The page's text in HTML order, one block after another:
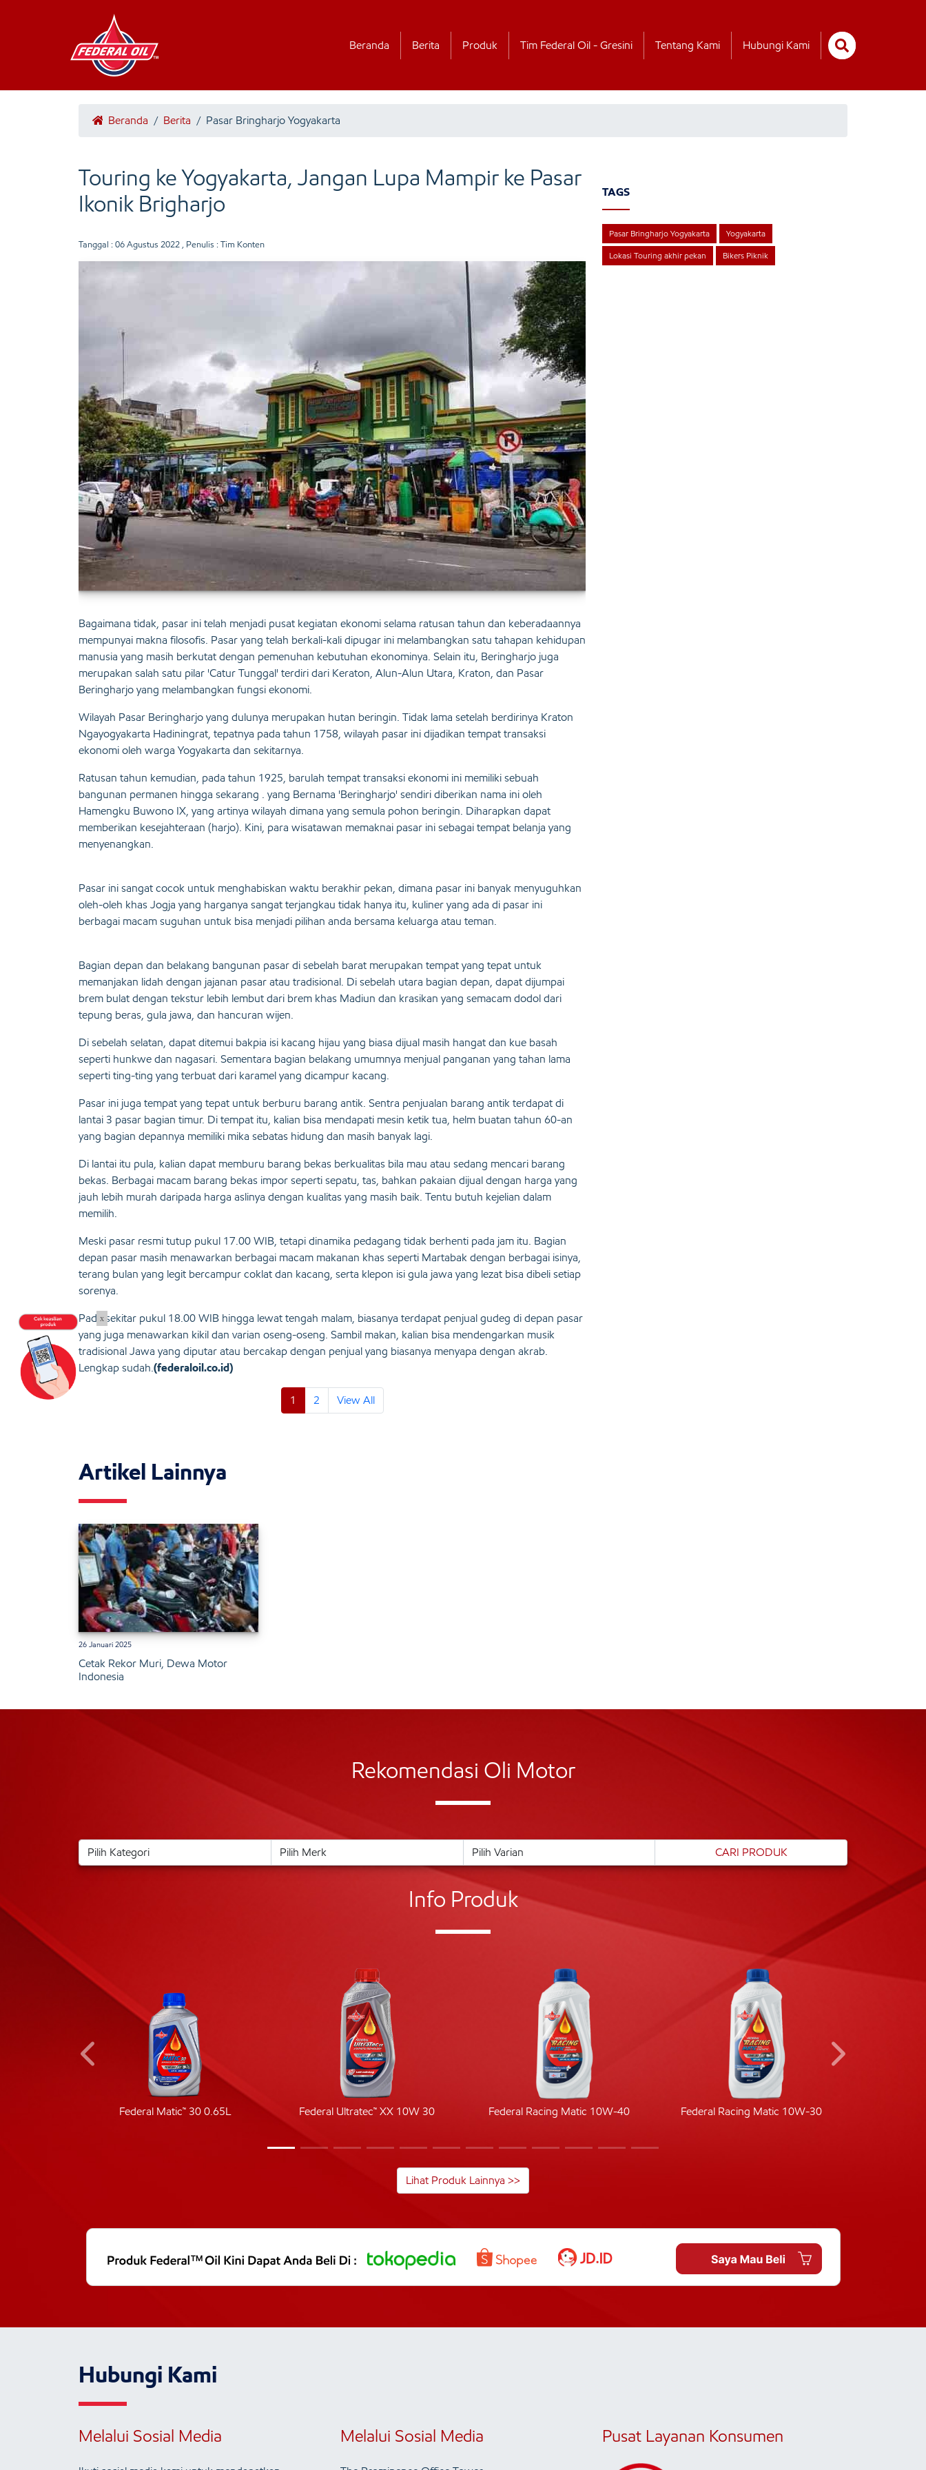
Beranda Berita Produk Tim Federal Oil - Gresini Tentang Kami Hubungi Kami
Beranda / Berita / Pasar Bringharjo Yogyakarta
Touring ke Yogyakarta, Jangan Lupa Mampir ke Pasar
Ikonik Brigharjo
Tanggal : 06 Agustus 2022 , Penulis : Tim Konten
Bagaimana tidak, pasar ini telah menjadi pusat kegiatan ekonomi selama ratusan tahun dan keberadaannya
mempunyai makna filosofis. Pasar yang telah berkali-kali dipugar ini melambangkan satu tahapan kehidupan
manusia yang masih berkutat dengan pemenuhan kebutuhan ekonominya. Selain itu, Beringharjo juga
merupakan salah satu pilar 'Catur Tunggal' terdiri dari Keraton, Alun-Alun Utara, Kraton, dan Pasar
Beringharjo yang melambangkan fungsi ekonomi.
Wilayah Pasar Beringharjo yang dulunya merupakan hutan beringin. Tidak lama setelah berdirinya Kraton
Ngayogyakarta Hadiningrat, tepatnya pada tahun 1758, wilayah pasar ini dijadikan tempat transaksi
ekonomi oleh warga Yogyakarta dan sekitarnya.
Ratusan tahun kemudian, pada tahun 1925, barulah tempat transaksi ekonomi ini memiliki sebuah
bangunan permanen hingga sekarang . yang Bernama 'Beringharjo' sendiri diberikan nama ini oleh
Hamengku Buwono IX, yang artinya wilayah dimana yang semula pohon beringin. Diharapkan dapat
memberikan kesejahteraan (harjo). Kini, para wisatawan memaknai pasar ini sebagai tempat belanja yang
menyenangkan.
Pasar ini sangat cocok untuk menghabiskan waktu berakhir pekan, dimana pasar ini banyak menyuguhkan
oleh-oleh khas Jogja yang harganya sangat terjangkau tidak hanya itu, kuliner yang ada di pasar ini
berbagai macam suguhan untuk bisa menjadi pilihan anda bersama keluarga atau teman.
Bagian depan dan belakang bangunan pasar di sebelah barat merupakan tempat yang tepat untuk
memanjakan lidah dengan jajanan pasar atau tradisional. Di sebelah utara bagian depan, dapat dijumpai
brem bulat dengan tekstur lebih lembut dari brem khas Madiun dan krasikan yang semacam dodol dari
tepung beras, gula jawa, dan hancuran wijen.
Di sebelah selatan, dapat ditemui bakpia isi kacang hijau yang biasa dijual masih hangat dan kue basah
seperti hunkwe dan nagasari. Sementara bagian belakang umumnya menjual panganan yang tahan lama
seperti ting-ting yang terbuat dari karamel yang dicampur kacang.
Pasar ini juga tempat yang tepat untuk berburu barang antik. Sentra penjualan barang antik terdapat di
lantai 3 pasar bagian timur. Di tempat itu, kalian bisa mendapati mesin ketik tua, helm buatan tahun 60-an
yang bagian depannya memiliki mika sebatas hidung dan masih banyak lagi.
Di lantai itu pula, kalian dapat memburu barang bekas berkualitas bila mau atau sedang mencari barang
bekas. Berbagai macam barang bekas impor seperti sepatu, tas, bahkan pakaian dijual dengan harga yang
jauh lebih murah daripada harga aslinya dengan kualitas yang masih baik. Tentu butuh kejelian dalam
memilih.
Meski pasar resmi tutup pukul 17.00 WIB, tetapi dinamika pedagang tidak berhenti pada jam itu. Bagian
depan pasar masih menawarkan berbagai macam makanan khas seperti Martabak dengan berbagai isinya,
terang bulan yang legit bercampur coklat dan kacang, serta klepon isi gula jawa yang lezat bisa dibeli setiap
sorenya.
Pada sekitar pukul 18.00 WIB hingga lewat tengah malam, biasanya terdapat penjual gudeg di depan pasar
yang juga menawarkan kikil dan varian oseng-oseng. Sambil makan, kalian bisa mendengarkan musik
tradisional Jawa yang diputar atau bercakap dengan penjual yang biasanya menyapa dengan akrab.
Lengkap sudah.(federaloil.co.id)
1 2 View All
TAGS
Pasar Bringharjo Yogyakarta Yogyakarta
Lokasi Touring akhir pekan Bikers Piknik
Artikel Lainnya
26 Januari 2025
Cetak Rekor Muri, Dewa Motor
Indonesia
Rekomendasi Oli Motor
Info Produk
Federal Matic™ 30 0.65L Federal Ultratec™ XX 10W 30 Federal Racing Matic 10W-40 Federal Racing Matic 10W-30
Lihat Produk Lainnya >>
Hubungi Kami
Melalui Sosial Media Melalui Sosial Media Pusat Layanan Konsumen
x